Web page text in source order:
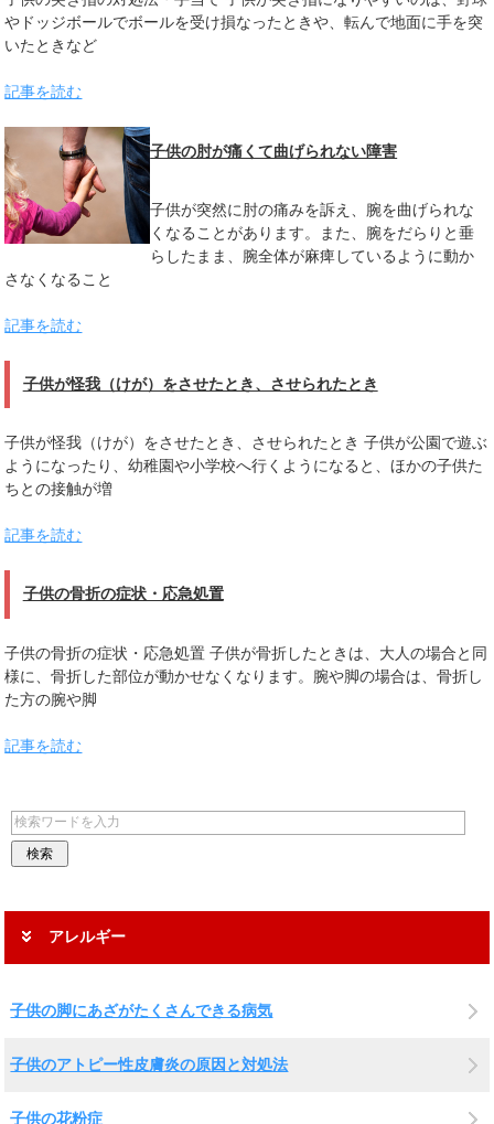
やドッジボールでボールを受け損なったときや、転んで地面に手を突
いたときなど
記事を読む
子供の肘が痛くて曲げられない障害
子供が突然に肘の痛みを訴え、腕を曲げられな
くなることがあります。また、腕をだらりと垂
らしたまま、腕全体が麻痺しているように動か
さなくなること
記事を読む
子供が怪我（けが）をさせたとき、させられたとき
子供が怪我（けが）をさせたとき、させられたとき 子供が公園で遊ぶ
ようになったり、幼稚園や小学校へ行くようになると、ほかの子供た
ちとの接触が増
記事を読む
子供の骨折の症状・応急処置
子供の骨折の症状・応急処置 子供が骨折したときは、大人の場合と同
様に、骨折した部位が動かせなくなります。腕や脚の場合は、骨折し
た方の腕や脚
記事を読む
アレルギー
子供の脚にあざがたくさんできる病気
子供のアトピー性皮膚炎の原因と対処法
子供の花粉症